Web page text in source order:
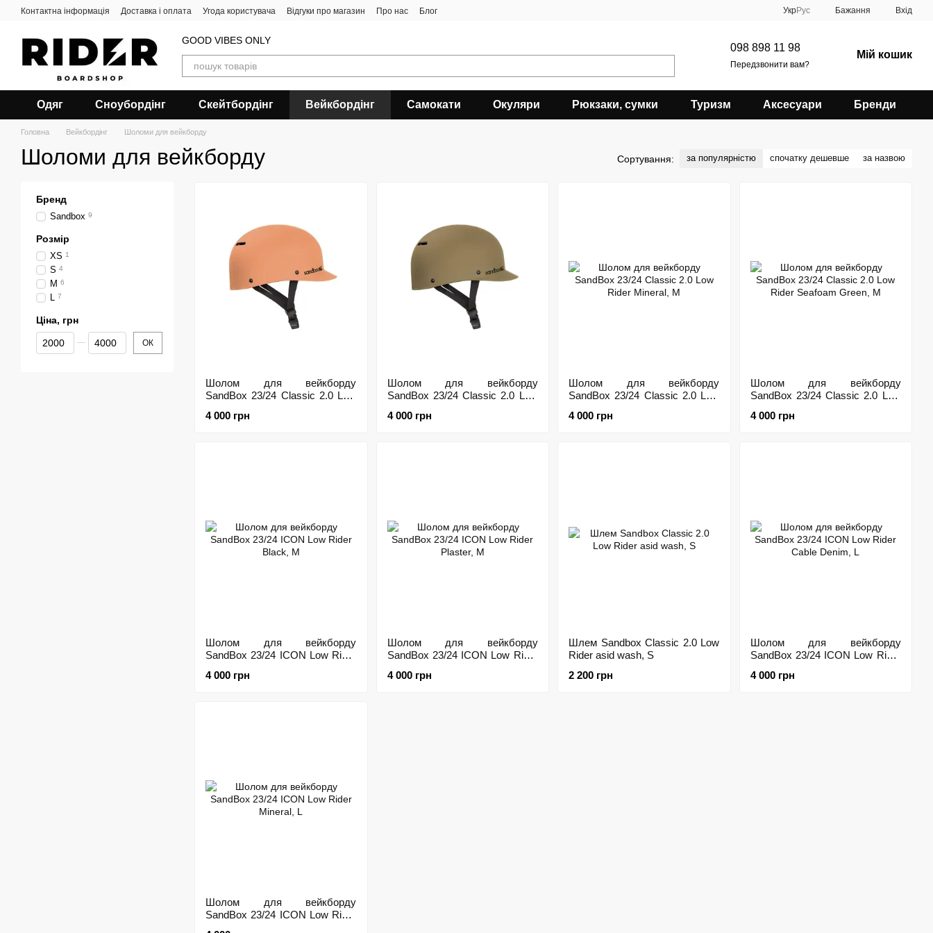
Перейти до основного контенту
Контактна інформація Доставка і оплата Угода користувача Відгуки про магазин Про нас Блог УкрРус Бажання Вхід
GOOD VIBES ONLY
098 898 11 98
Передзвонити вам?
Мій кошик
Одяг Сноубордiнг Скейтбордінг Вейкбордінг Самокати Окуляри Рюкзаки, сумки Туризм Аксесуари Бренди
Головна Вейкбордінг Шоломи для вейкборду
Шоломи для вейкборду Сортування: за популярністю спочатку дешевше за назвою
Шолом для вейкборду
SandBox 23/24 Classic 2.0 Low
4 000 грн
Шолом для вейкборду
SandBox 23/24 Classic 2.0 Low
4 000 грн
Шолом для вейкборду
SandBox 23/24 Classic 2.0 Low
4 000 грн
Шолом для вейкборду
SandBox 23/24 Classic 2.0 Low
4 000 грн
Шолом для вейкборду
SandBox 23/24 ICON Low Rider
4 000 грн
Шолом для вейкборду
SandBox 23/24 ICON Low Rider
4 000 грн
Шлем Sandbox Classic 2.0 Low
Rider asid wash, S
2 200 грн
Шолом для вейкборду
SandBox 23/24 ICON Low Rider
4 000 грн
Шолом для вейкборду
SandBox 23/24 ICON Low Rider
Бренд
Sandbox 9
Розмір
XS 1
S 4
M 6
L 7
Ціна, грн
Від Ціна, грн
До Ціна, грн ОК